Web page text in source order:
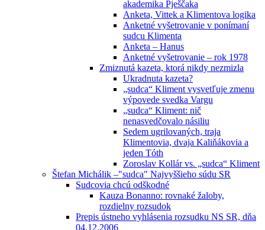
akademika Pješčaka
Anketa, Vittek a Klimentova logika
Anketné vyšetrovanie v ponímaní
sudcu Klimenta
Anketa – Hanus
Anketné vyšetrovanie – rok 1978
Zmiznutá kazeta, ktorá nikdy nezmizla
Ukradnuta kazeta?
„sudca“ Kliment vysvetľuje zmenu
výpovede svedka Vargu
„sudca“ Kliment: nič
nenasvedčovalo násiliu
Sedem ugrilovaných, traja
Klimentovia, dvaja Kaliňákovia a
jeden Tóth
Zoroslav Kollár vs. „sudca“ Kliment
Štefan Michálik –"sudca" Najvyššieho súdu SR
Sudcovia chcú odškodné
Kauza Bonanno: rovnaké žaloby,
rozdielny rozsudok
Prepis ústneho vyhlásenia rozsudku NS SR, dňa
04.12.2006